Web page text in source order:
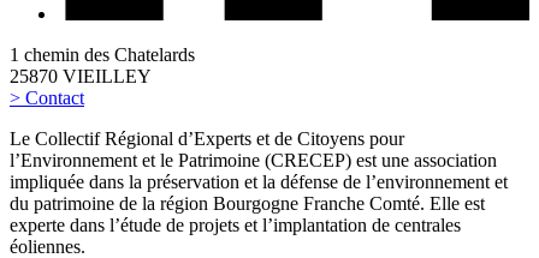
1 chemin des Chatelards
25870 VIEILLEY
> Contact
Le Collectif Régional d’Experts et de Citoyens pour
l’Environnement et le Patrimoine (CRECEP) est une association
impliquée dans la préservation et la défense de l’environnement et
du patrimoine de la région Bourgogne Franche Comté. Elle est
experte dans l’étude de projets et l’implantation de centrales
éoliennes.